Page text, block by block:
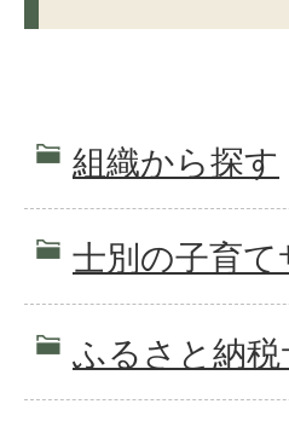
組織から探す
士別の子育て
ふるさと納税